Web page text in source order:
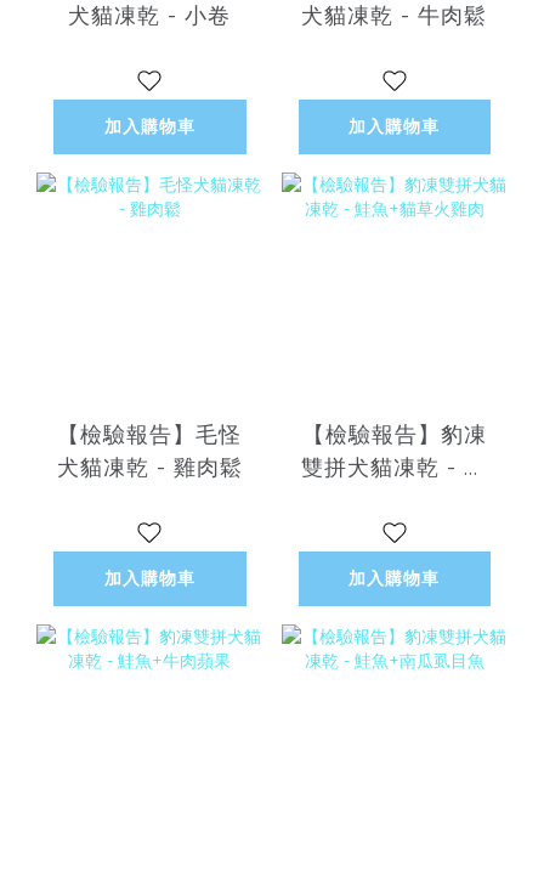
犬貓凍乾 - 小卷
加入購物車
犬貓凍乾 - 牛肉鬆
加入購物車
【檢驗報告】毛怪
犬貓凍乾 - 雞肉鬆
加入購物車
【檢驗報告】豹凍
雙拼犬貓凍乾 - 鮭
加入購物車